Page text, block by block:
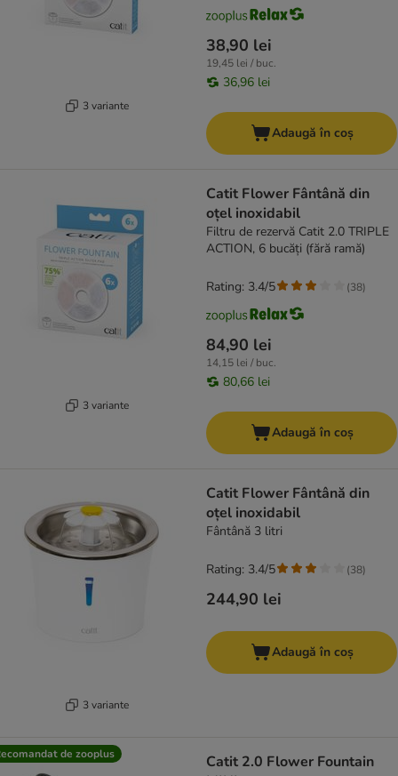
3 variante
38,90 lei
19,45 lei / buc.
36,96 lei
Adaugă în coș
3 variante
Catit Flower Fântână din
oțel inoxidabil
Filtru de rezervă Catit 2.0 TRIPLE
ACTION, 6 bucăți (fără ramă)
84,90 lei
14,15 lei / buc.
80,66 lei
Rating: 3.4/5 (38)
Adaugă în coș
3 variante
Catit Flower Fântână din
oțel inoxidabil
Fântână 3 litri
244,90 lei
Rating: 3.4/5 (38)
Adaugă în coș
de zooplus
Catit 2.0 Flower Fountain